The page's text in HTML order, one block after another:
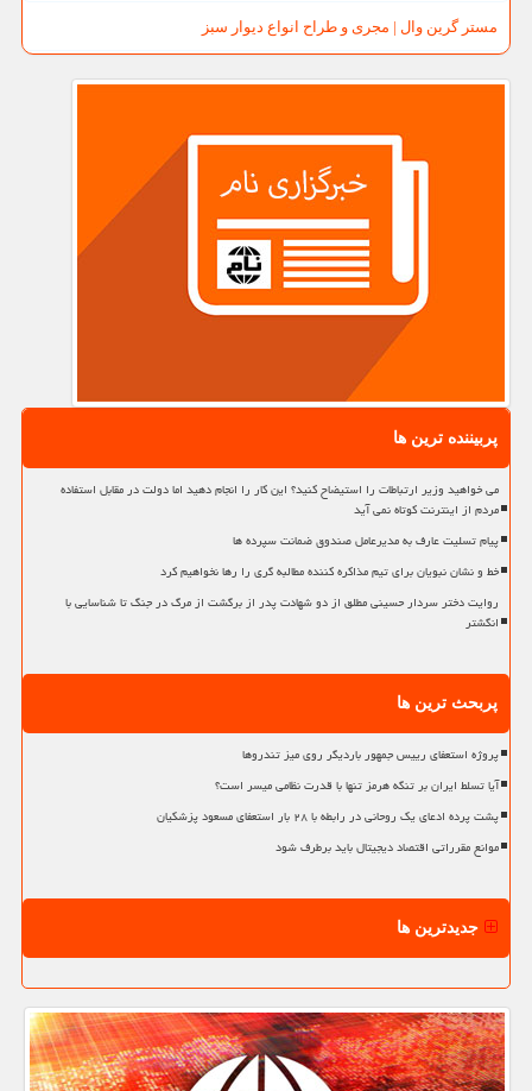
مستر گرین وال | مجری و طراح انواع دیوار سبز
پربیننده ترین ها
می خواهید وزیر ارتباطات را استیضاح کنید؟ این کار را انجام دهید اما دولت در مقابل استفاده
مردم از اینترنت کوتاه نمی آید
پیام تسلیت عارف به مدیرعامل صندوق ضمانت سپرده ها
خط و نشان نبویان برای تیم مذاکره کننده مطالبه گری را رها نخواهیم کرد
روایت دختر سردار حسینی مطلق از دو شهادت پدر از برگشت از مرگ در جنگ تا شناسایی با
انگشتر
پربحث ترین ها
پروژه استعفای رییس جمهور باردیگر روی میز تندروها
آیا تسلط ایران بر تنگه هرمز تنها با قدرت نظامی میسر است؟
پشت پرده ادعای یک روحانی در رابطه با ۲۸ بار استعفای مسعود پزشکیان
موانع مقرراتی اقتصاد دیجیتال باید برطرف شود
جدیدترین ها